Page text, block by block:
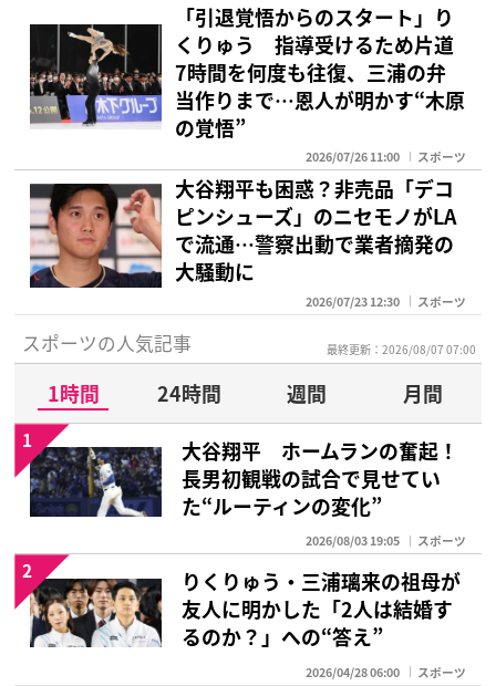
「引退覚悟からのスタート」り
くりゅう 指導受けるため片道
7時間を何度も往復、三浦の弁
当作りまで…恩人が明かす“木原
の覚悟”
2026/07/26 11:00 スポーツ
大谷翔平も困惑？非売品「デコ
ピンシューズ」のニセモノがLA
で流通…警察出動で業者摘発の
大騒動に
2026/07/23 12:30 スポーツ
スポーツの人気記事 最終更新：2026/08/07 07:00
1時間 24時間 週間
月間
大谷翔平 ホームランの奮起！
長男初観戦の試合で見せてい
た“ルーティンの変化”
2026/08/03 19:05 スポーツ
1
りくりゅう・三浦璃来の祖母が
友人に明かした「2人は結婚す
るのか？」への“答え”
2026/04/28 06:00 スポーツ
2